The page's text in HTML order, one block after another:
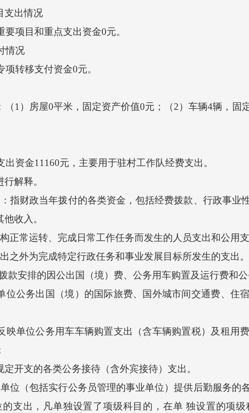
出情况
项目和重点支出资金0元。
情况
转移支付资金0元。
）房屋0平米，固定资产价值0元；（2）车辆4辆，固
金11160元，主要用于驻村工作队经费支出。
解释。
财政当年拨付的各类资金，包括经费拨款、行政事业
收入。
常运转、完成日常工作任务而发生的人员支出和公用支
外为完成特定行政任务和事业发展目标所发生的支出。
安排的因公出国（境）费、公务用车购置及运行费和公
务出国（境）的国际旅费、国外城市间交通费、住
位公务用车车辆购置支出（含车辆购置税）及租用费
支的各类公务接待（含外宾接待）支出。
（包括实行公务员管理的事业单位）提供后勤服务的
支出，凡单独设置了项级科目的，在单 独设置的项级